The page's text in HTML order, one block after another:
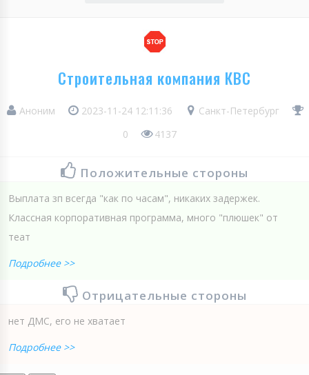
Строительная компания КВС
Аноним 2023-11-24 12:11:36
Санкт-Петербург
0
4137
Положительные стороны
Выплата зп всегда "как по часам", никаких задержек.
Классная корпоративная программа, много "плюшек" от
теат
Подробнее >>
Отрицательные стороны
нет ДМС, его не хватает
Подробнее >>